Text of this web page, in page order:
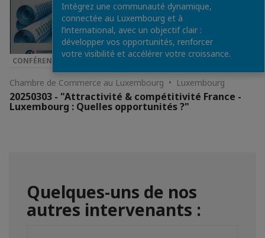
CONFÉRENCE & SÉMINAIRE
Chambre de Commerce au Luxembourg • Luxembourg
20250303 - "Attractivité & compétitivité France -
Luxembourg : Quelles opportunités ?"
Quelques-uns de nos
autres intervenants :
Intégrez une communauté dynamique,
connectée au Luxembourg et à
l’international, avec un objectif clair :
développer vos opportunités, renforcer
votre visibilité et accélérer votre croissance.